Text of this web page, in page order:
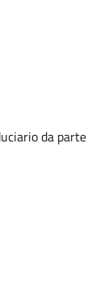
da parte